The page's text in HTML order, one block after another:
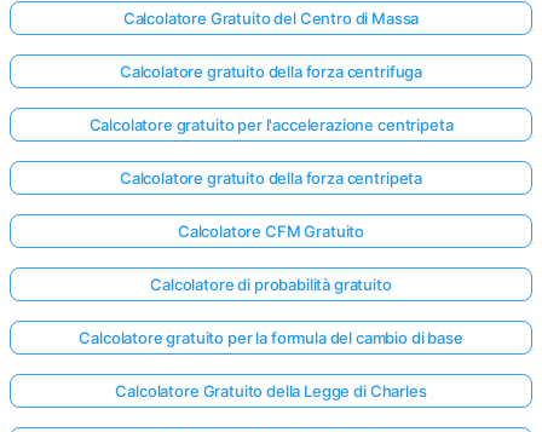
Calcolatore Gratuito del Centro di Massa
Calcolatore gratuito della forza centrifuga
Calcolatore gratuito per l'accelerazione centripeta
Calcolatore gratuito della forza centripeta
Calcolatore CFM Gratuito
Calcolatore di probabilità gratuito
Calcolatore gratuito per la formula del cambio di base
Calcolatore Gratuito della Legge di Charles